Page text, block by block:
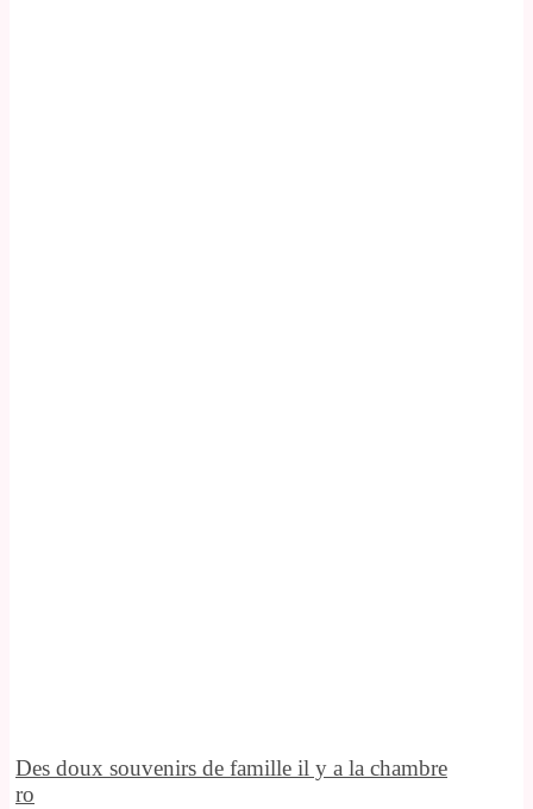
Des doux souvenirs de famille il y a la chambre
ro